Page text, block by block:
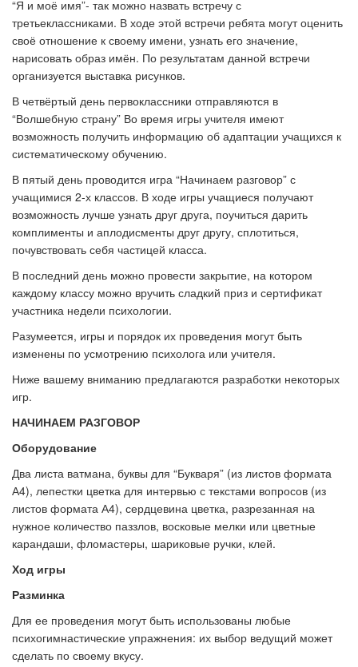
“Я и моё имя”- так можно назвать встречу с
третьеклассниками. В ходе этой встречи ребята могут оценить
своё отношение к своему имени, узнать его значение,
нарисовать образ имён. По результатам данной встречи
организуется выставка рисунков.
В четвёртый день первоклассники отправляются в
“Волшебную страну” Во время игры учителя имеют
возможность получить информацию об адаптации учащихся к
систематическому обучению.
В пятый день проводится игра “Начинаем разговор” с
учащимися 2-х классов. В ходе игры учащиеся получают
возможность лучше узнать друг друга, поучиться дарить
комплименты и аплодисменты друг другу, сплотиться,
почувствовать себя частицей класса.
В последний день можно провести закрытие, на котором
каждому классу можно вручить сладкий приз и сертификат
участника недели психологии.
Разумеется, игры и порядок их проведения могут быть
изменены по усмотрению психолога или учителя.
Ниже вашему вниманию предлагаются разработки некоторых
игр.
НАЧИНАЕМ РАЗГОВОР
Оборудование
Два листа ватмана, буквы для “Букваря” (из листов формата
А4), лепестки цветка для интервью с текстами вопросов (из
листов формата А4), сердцевина цветка, разрезанная на
нужное количество паззлов, восковые мелки или цветные
карандаши, фломастеры, шариковые ручки, клей.
Ход игры
Разминка
Для ее проведения могут быть использованы любые
психогимнастические упражнения: их выбор ведущий может
сделать по своему вкусу.